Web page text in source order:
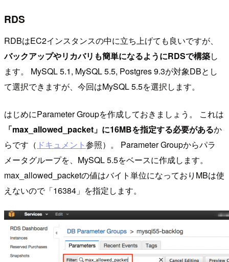
RDS
RDBはEC2インスタンスの中に立ち上げても良いですが、
バックアップやリカバリも簡単になるようにRDSで構築し
ます。 MySQL 5.1, MySQL 5.5, Postgres 9.3が対象DBとし
て選択できますが、今回はMySQL 5.5を選択します。
はじめにParameter Groupを作成しておきましょう。 これは
「max_allowed_packet」に16MBを指定する必要があるか
らです（ ドキュメント参照）。 Parameter Groupからパラ
メータグループを、MySQL 5.5をベースに作成します。
max_allowed_packetの値はバイト単位になっておりMBは使
えないので「16384」を指定します。